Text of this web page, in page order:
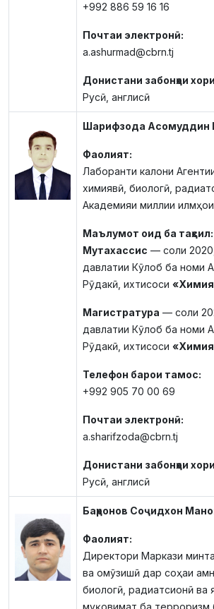
+992 886 59 16 16
Почтаи электронӣ:
a.ashurmad@cbrn.tj
Донистани забонҳои
Русӣ, англисӣ
Шарифзода Асомуддин
Фаолият:
Лаборанти калони
химиявӣ, биологӣ,
Академияи миллии
Маълумот оид ба таҳсил:
Мутахассис — соли
давлатии Кӯлоб ба номи
Рӯдакӣ, ихтисоси «Химия
Магистратура — соли
давлатии Кӯлоб ба номи
Рӯдакӣ, ихтисоси
Телефон барои тамос:
+992 905 70 00 69
Почтаи электронӣ:
a.sharifzoda@cbrn.tj
Донистани забонҳои
Русӣ, англисӣ
Баҳронов Соҷидхон
Фаолият:
Директори Маркази
ва омӯзишӣ дар соҳаи
биологӣ, радиатсионӣ